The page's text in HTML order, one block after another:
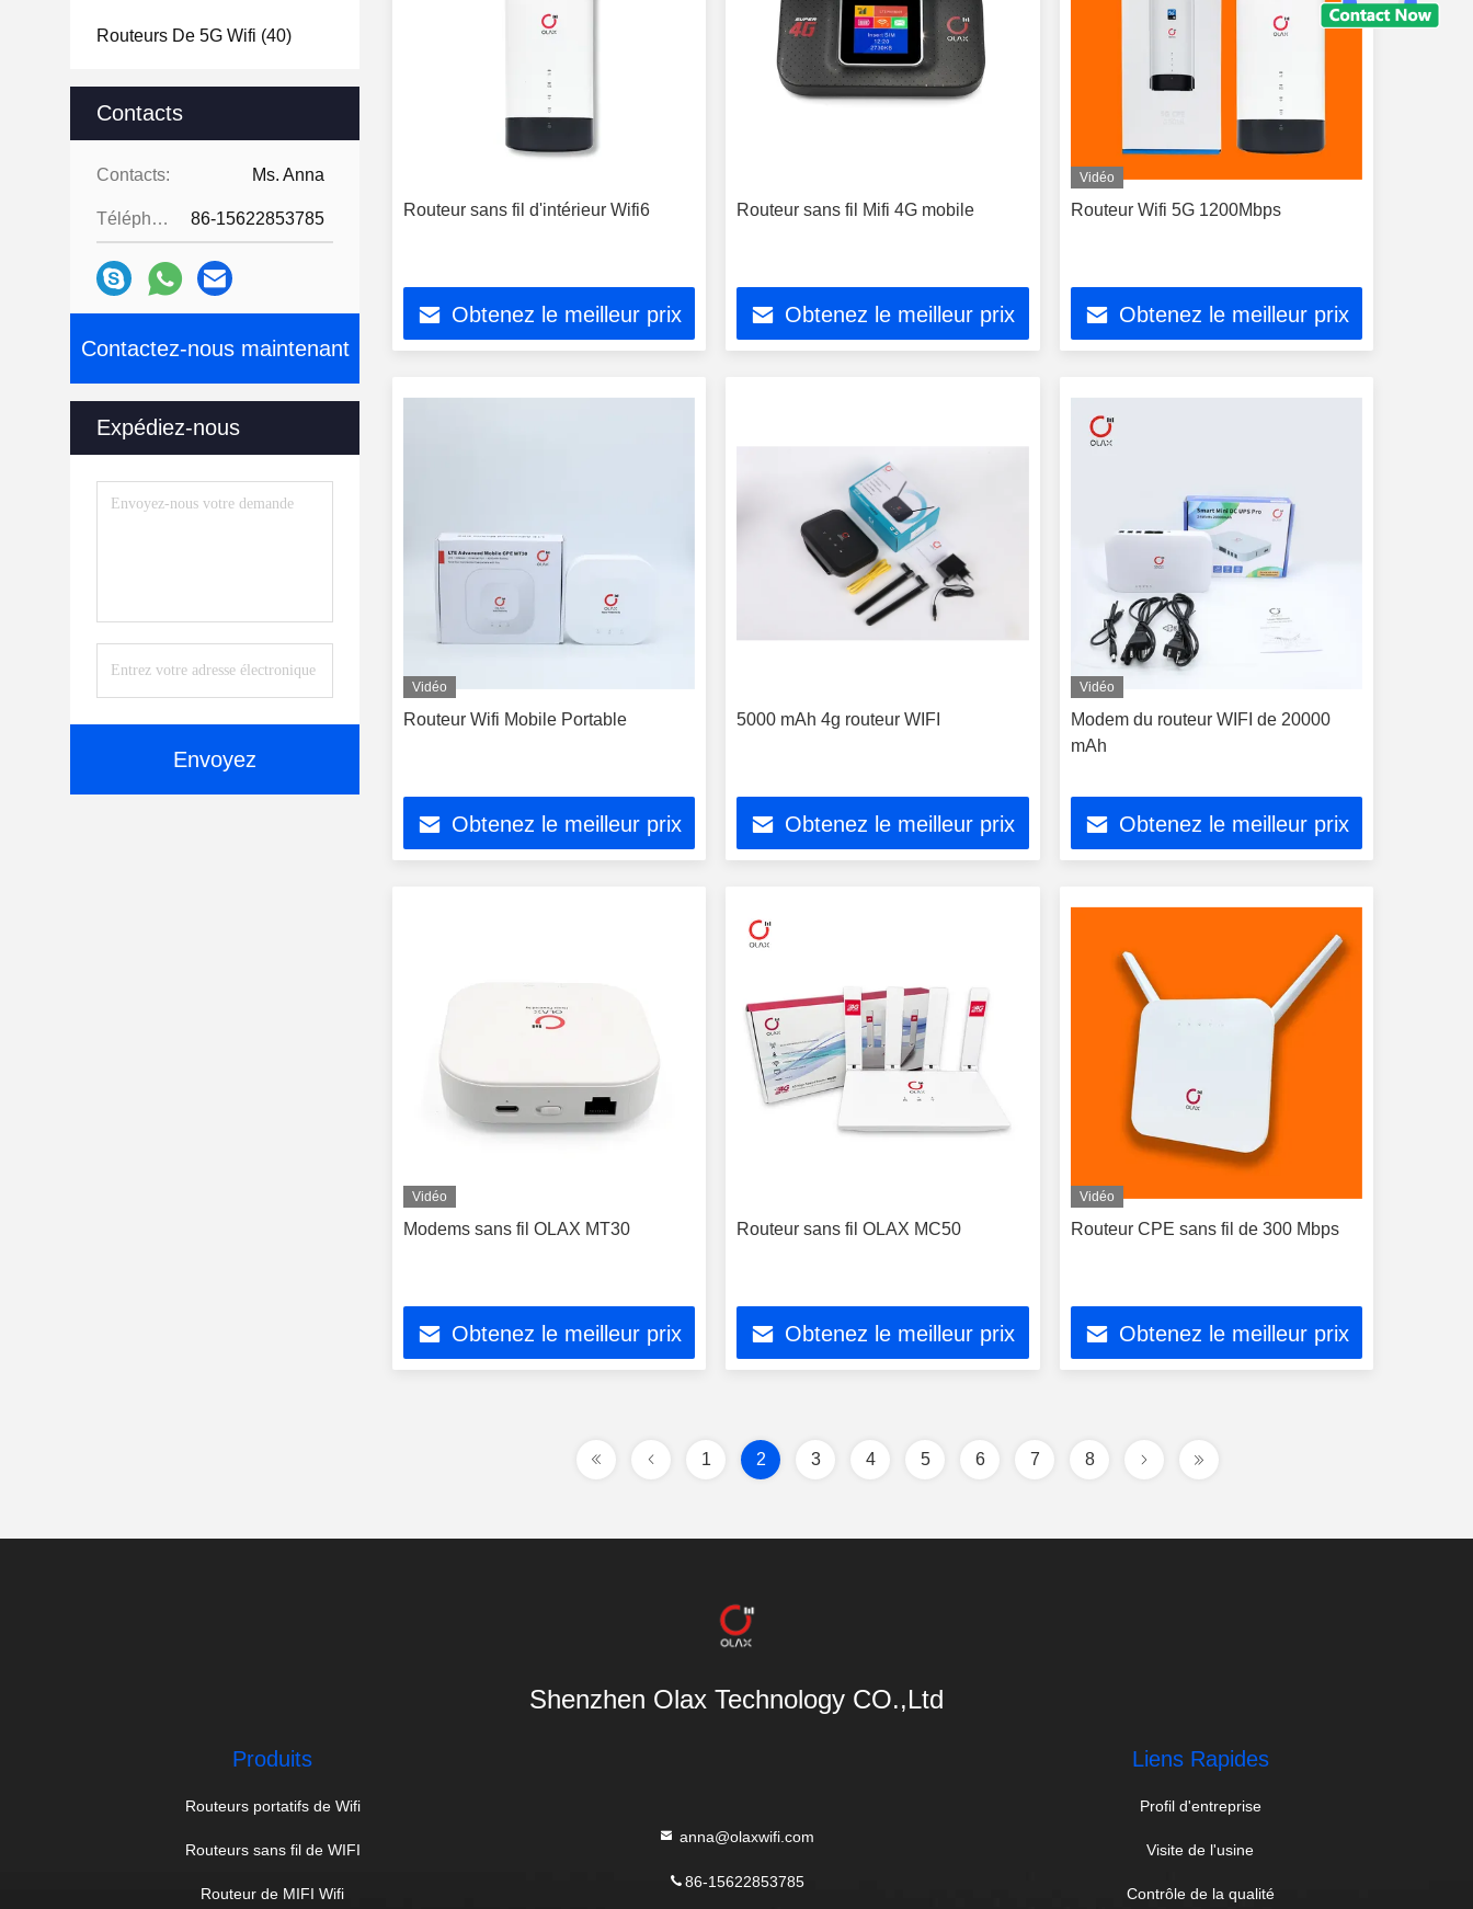
Routeurs De 5G Wifi (40)
Boîtier De Protection De 5G
Wifi(1)
Contacts
Contacts: Ms. Anna
Téléphone: 86-15622853785
Contactez-nous maintenant
Expédiez-nous
Envoyez
Routeur sans fil d'intérieur Wifi6
Obtenez le meilleur prix
Routeur sans fil Mifi 4G mobile
Obtenez le meilleur prix
Vidéo
Routeur Wifi 5G 1200Mbps
Obtenez le meilleur prix
Vidéo
Routeur Wifi Mobile Portable
Obtenez le meilleur prix
5000 mAh 4g routeur WIFI
Obtenez le meilleur prix
Vidéo
Modem du routeur WIFI de 20000
mAh
Obtenez le meilleur prix
Vidéo
Modems sans fil OLAX MT30
Obtenez le meilleur prix
Routeur sans fil OLAX MC50
Obtenez le meilleur prix
Vidéo
Routeur CPE sans fil de 300 Mbps
Obtenez le meilleur prix
1 2 3 4 5 6 7 8
Shenzhen Olax Technology CO.,Ltd
Produits
Routeurs portatifs de Wifi
Routeurs sans fil de WIFI
Routeur de MIFI Wifi
anna@olaxwifi.com
86-15622853785
Liens Rapides
Profil d'entreprise
Visite de l'usine
Contrôle de la qualité